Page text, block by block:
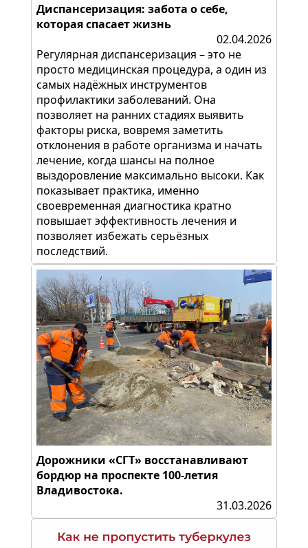
Диспансеризация: забота о себе,
которая спасает жизнь
02.04.2026
Регулярная диспансеризация – это не
просто медицинская процедура, а один из
самых надёжных инструментов
профилактики заболеваний. Она
позволяет на ранних стадиях выявить
факторы риска, вовремя заметить
отклонения в работе организма и начать
лечение, когда шансы на полное
выздоровление максимально высоки. Как
показывает практика, именно
своевременная диагностика кратно
повышает эффективность лечения и
позволяет избежать серьёзных
последствий.
Дорожники «СГТ» восстанавливают
бордюр на проспекте 100-летия
Владивостока.
31.03.2026